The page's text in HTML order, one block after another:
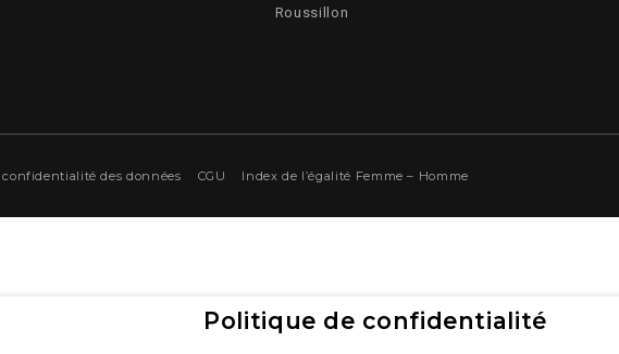
Roussillon
des données CGU Index de l’égalité Femme – Homme
Politique de confidentialité